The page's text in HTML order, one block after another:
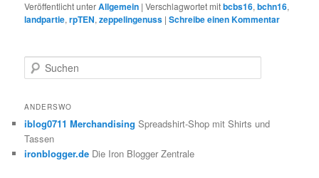
Veröffentlicht unterAllgemein |Verschlagwortet mitbcbs16,bchn16,
landpartie,rpTEN,zeppelingenuss |Schreibe einen Kommentar
u
h
n
ANDERSWO
iblog0711 Merchandising Spreadshirt-Shop mit Shirts und
Tassen
ironblogger.de Die Iron Blogger Zentrale